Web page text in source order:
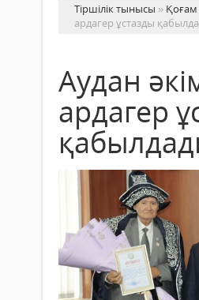
Тіршілік тынысы » Қоғам
ардагер ұстазды
Аудан
ардагер